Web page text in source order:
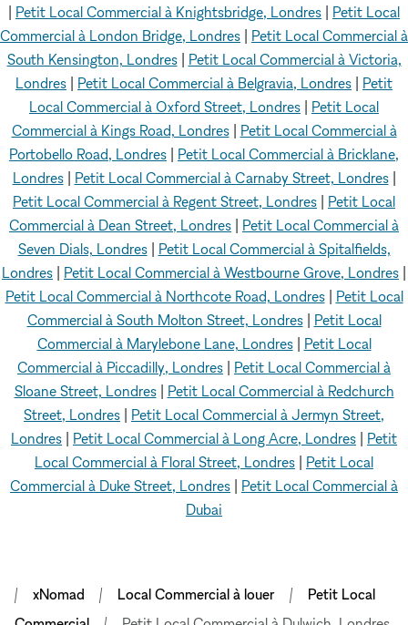
Petit Local Commercial à Knightsbridge, Londres
Petit Local
Commercial à London Bridge, Londres
Petit Local Commercial à
South Kensington, Londres| Petit Local Commercial à Victoria,
Londres
Petit Local Commercial à Belgravia, Londres
Petit
Local Commercial à Oxford Street, Londres
Petit Local
Commercial à Kings Road, Londres| Petit Local Commercial à
Portobello Road, Londres
Petit Local Commercial à Bricklane,
Londres| Petit Local Commercial à Carnaby Street, Londres|
Petit Local Commercial à Regent Street, Londres
Petit Local
Commercial à Dean Street, Londres
Petit Local Commercial à
Seven Dials, Londres| Petit Local Commercial à Spitalfields,
Londres
Petit Local Commercial à Westbourne Grove, Londres
Petit Local Commercial à Northcote Road, Londres| Petit Local
Commercial à South Molton Street, Londres| Petit Local
Commercial à Marylebone Lane, Londres| Petit Local
Commercial à Piccadilly, Londres
Petit Local Commercial à
Sloane Street, Londres| Petit Local Commercial à Redchurch
Street, Londres
Petit Local Commercial à Jermyn Street,
Londres
Petit Local Commercial à Long Acre, Londres
Petit
Local Commercial à Floral Street, Londres
Petit Local
Commercial à Duke Street, Londres
Petit Local Commercial à
Dubai
xNomad Local Commercial à louer
Petit Local